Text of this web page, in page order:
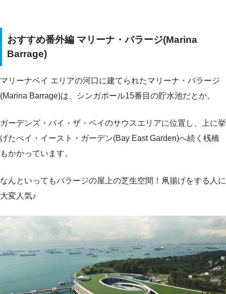
おすすめ番外編 マリーナ・バラージ(Marina
Barrage)
マリーナベイ エリアの河口に建てられたマリーナ・バラージ
(Marina Barrage)は、シンガポール15番目の貯水池だとか。
ガーデンズ・バイ・ザ・ベイのサウスエリアに位置し、上に挙
げたべイ・イースト・ガーデン(Bay East Garden)へ続く桟橋
もかかっています。
なんといってもバラージの屋上の芝生空間！凧揚げをする人に
大変人気♪